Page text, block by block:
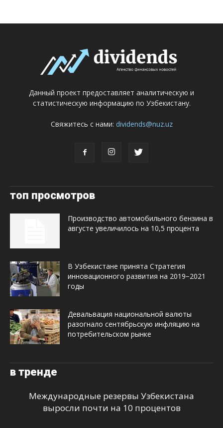
Данный проект предоставляет аналитическую и
статистическую информацию по Узбекистану.
Свяжитесь с нами: dividends@nuz.uz
топ просмотров
Производство автомобильного бензина в
августе увеличилось на 10,5 процента
В Узбекистане принята Стратегия
инновационного развития на 2019−2021
годы
Девальвация национальной валюты
разогнало сентябрьскую инфляцию на
потребительском рынке
в тренде
Международные резервы Узбекистана
выросли почти на 10 процентов